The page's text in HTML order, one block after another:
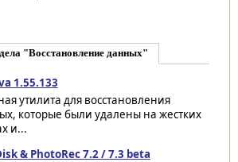
"Восстановление данных"
1.55.133
утилита для восстановления
которые были удалены на жестких
и...
& PhotoRec 7.2 / 7.3 beta